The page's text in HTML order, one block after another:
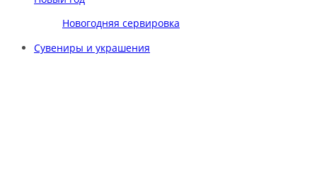
Новогодняя сервировка
Сувениры и украшения